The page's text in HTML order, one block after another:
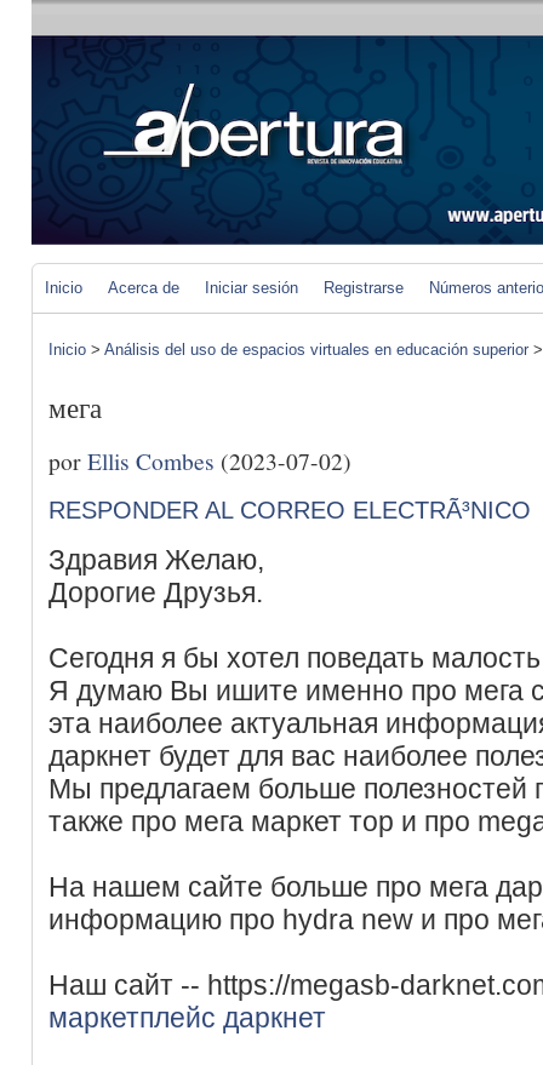
Inicio Acerca de Iniciar sesión Registrarse Números
Inicio > Análisis del uso de espacios virtuales en educación superior
мега
porEllis Combes (2023-07-02)
RESPONDER AL CORREO ELECTRÃ³NICO
Здравия Желаю,
Дорогие Друзья.
Сегодня я бы хотел поведать
Я думаю Вы ишите именно про мега
эта наиболее актуальная
даркнет будет для вас наиболее
Мы предлагаем больше полезностей
также про мега маркет тор и про
На нашем сайте больше про мега
информацию про hydra new и про
Наш сайт -- https://megasb-
маркетплейс даркнет